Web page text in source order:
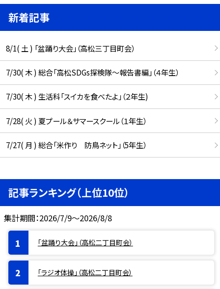
新着記事
8/1( 土 ) 「盆踊り大会」（高松三丁目町会）
7/30( 木 ) 総合「高松SDGs探検隊〜報告書編」（４年生）
7/30( 木 ) 生活科「スイカを食べたよ」（２年生)
7/28( 火 ) 夏プール＆サマースクール（１年生）
7/27( 月 ) 総合「米作り 防鳥ネット」（5年生）
記事ランキング（上位10位）
集計期間：2026/7/9～2026/8/8
「盆踊り大会」（高松二丁目町会）
「ラジオ体操」（高松二丁目町会）